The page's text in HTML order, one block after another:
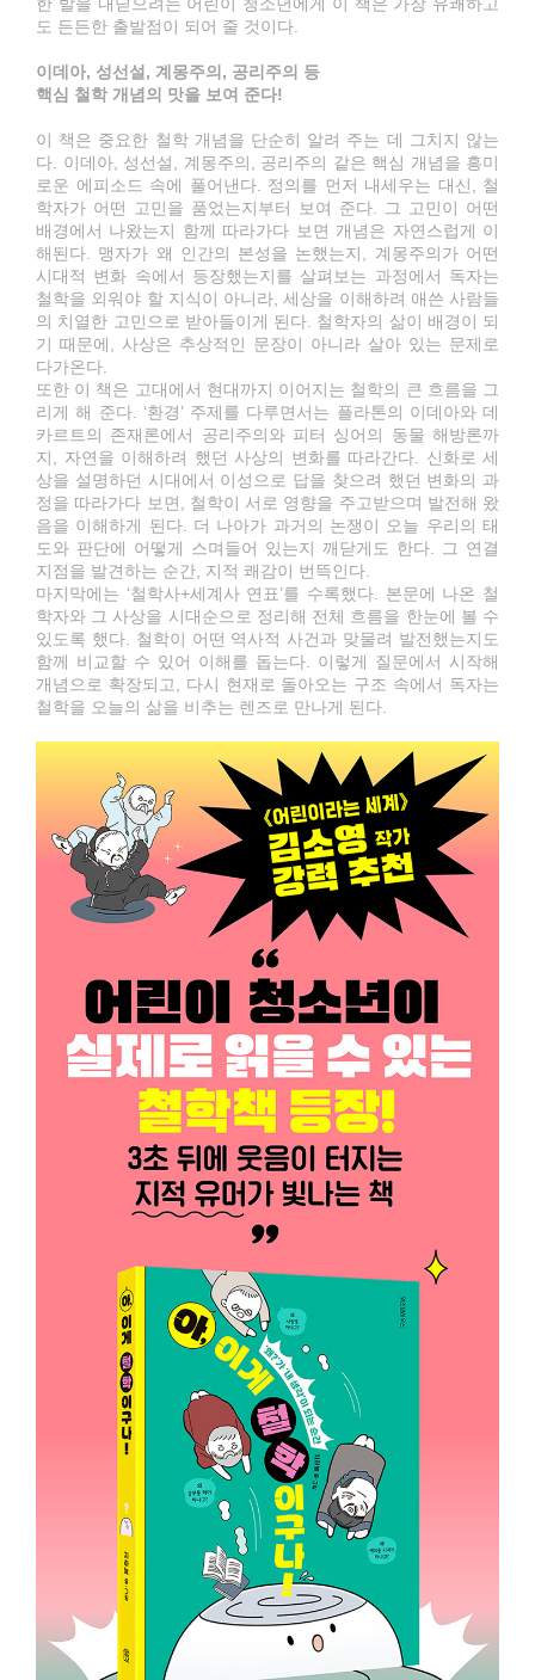
도 든든한 출발점이 되어 줄 것이다.
이데아, 성선설, 계몽주의, 공리주의 등
핵심 철학 개념의 맛을 보여 준다!
이 책은 중요한 철학 개념을 단순히 알려 주는 데 그치지 않는
다. 이데아, 성선설, 계몽주의, 공리주의 같은 핵심 개념을 흥미
로운 에피소드 속에 풀어낸다. 정의를 먼저 내세우는 대신, 철
학자가 어떤 고민을 품었는지부터 보여 준다. 그 고민이 어떤
배경에서 나왔는지 함께 따라가다 보면 개념은 자연스럽게 이
해된다. 맹자가 왜 인간의 본성을 논했는지, 계몽주의가 어떤
시대적 변화 속에서 등장했는지를 살펴보는 과정에서 독자는
철학을 외워야 할 지식이 아니라, 세상을 이해하려 애쓴 사람들
의 치열한 고민으로 받아들이게 된다. 철학자의 삶이 배경이 되
기 때문에, 사상은 추상적인 문장이 아니라 살아 있는 문제로
다가온다.
또한 이 책은 고대에서 현대까지 이어지는 철학의 큰 흐름을 그
리게 해 준다. ‘환경’ 주제를 다루면서는 플라톤의 이데아와 데
카르트의 존재론에서 공리주의와 피터 싱어의 동물 해방론까
지, 자연을 이해하려 했던 사상의 변화를 따라간다. 신화로 세
상을 설명하던 시대에서 이성으로 답을 찾으려 했던 변화의 과
정을 따라가다 보면, 철학이 서로 영향을 주고받으며 발전해 왔
음을 이해하게 된다. 더 나아가 과거의 논쟁이 오늘 우리의 태
도와 판단에 어떻게 스며들어 있는지 깨닫게도 한다. 그 연결
지점을 발견하는 순간, 지적 쾌감이 번뜩인다.
마지막에는 ‘철학사+세계사 연표’를 수록했다. 본문에 나온 철
학자와 그 사상을 시대순으로 정리해 전체 흐름을 한눈에 볼 수
있도록 했다. 철학이 어떤 역사적 사건과 맞물려 발전했는지도
함께 비교할 수 있어 이해를 돕는다. 이렇게 질문에서 시작해
개념으로 확장되고, 다시 현재로 돌아오는 구조 속에서 독자는
철학을 오늘의 삶을 비추는 렌즈로 만나게 된다.